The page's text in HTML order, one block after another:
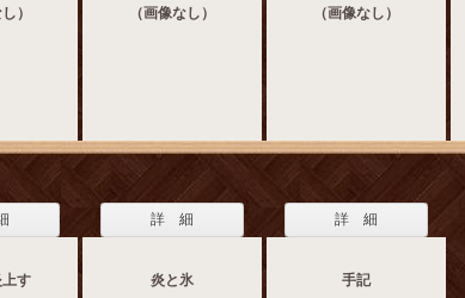
） （画像なし） （画像なし）
す
詳 細
炎と氷
詳 細
手記